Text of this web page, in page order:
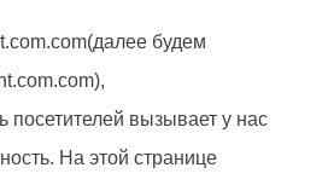
(далее будем
),
посетителей вызывает у нас
На этой странице